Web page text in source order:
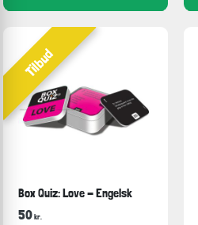
Tilbud
Box Quiz: Love - Engelsk
50 kr.